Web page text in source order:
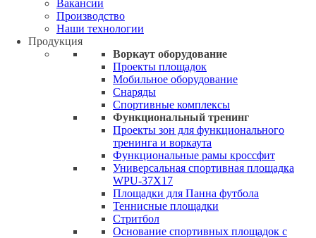
Вакансии
Производство
Наши технологии
Продукция
Воркаут оборудование
Проекты площадок
Мобильное оборудование
Снаряды
Спортивные комплексы
Функциональный тренинг
Проекты зон для функционального
тренинга и воркаута
Функциональные рамы кроссфит
Универсальная спортивная площадка
WPU-37X17
Площадки для Панна футбола
Теннисные площадки
Стритбол
Основание спортивных площадок с